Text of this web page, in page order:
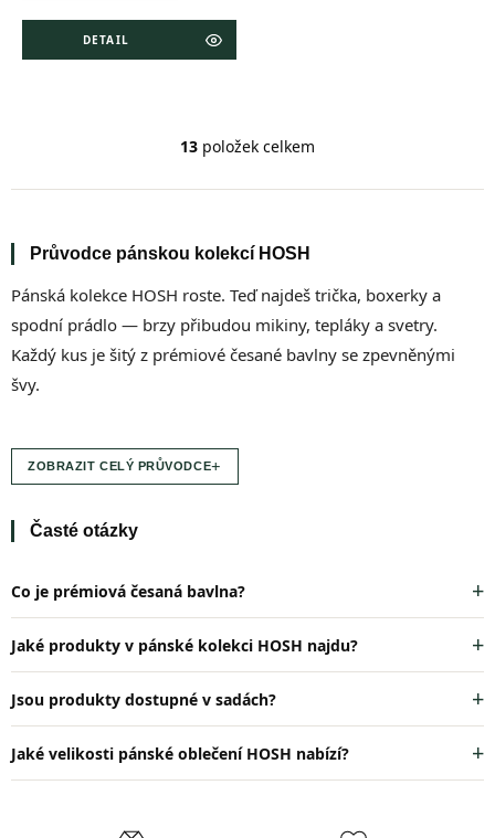
DETAIL
O
l
d
a
í
p
v
13 položek celkem
Průvodce pánskou kolekcí HOSH
Pánská kolekce HOSH roste. Teď najdeš trička, boxerky a
spodní prádlo — brzy přibudou mikiny, tepláky a svetry.
Každý kus je šitý z prémiové česané bavlny se zpevněnými
švy.
ZOBRAZIT CELÝ PRŮVODCE+
Časté otázky
Co je prémiová česaná bavlna?
Jaké produkty v pánské kolekci HOSH najdu?
Jsou produkty dostupné v sadách?
Jaké velikosti pánské oblečení HOSH nabízí?